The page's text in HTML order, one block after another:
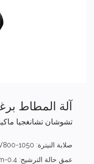
آلة المطاط
تشوشان تشانغجيا
صلابة النيترة: HV800-1050
عمق حالة الترشيح: 0.4-0.7mm